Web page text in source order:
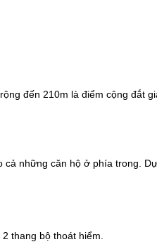
đến 210m là điểm cộng đắt
cả những căn hộ ở phía trong.
thang bộ thoát hiểm.